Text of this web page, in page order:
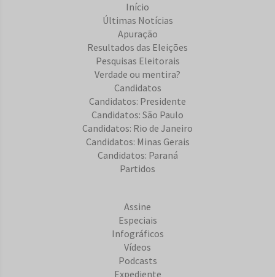
Início
Últimas Notícias
Apuração
Resultados das Eleições
Pesquisas Eleitorais
Verdade ou mentira?
Candidatos
Candidatos: Presidente
Candidatos: São Paulo
Candidatos: Rio de Janeiro
Candidatos: Minas Gerais
Candidatos: Paraná
Partidos
Assine
Especiais
Infográficos
Vídeos
Podcasts
Expediente